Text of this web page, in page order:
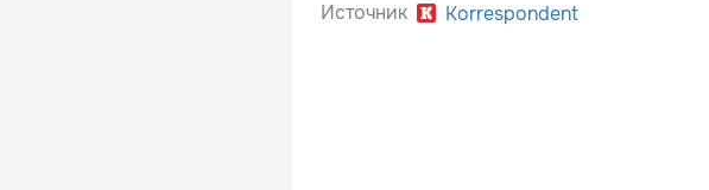
Источник Korrespondent